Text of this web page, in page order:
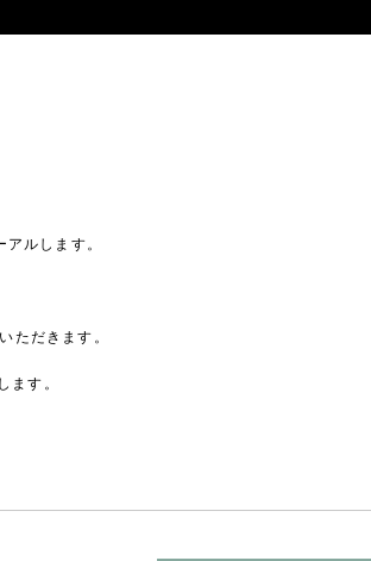
ルします。
ただきます。
ます。